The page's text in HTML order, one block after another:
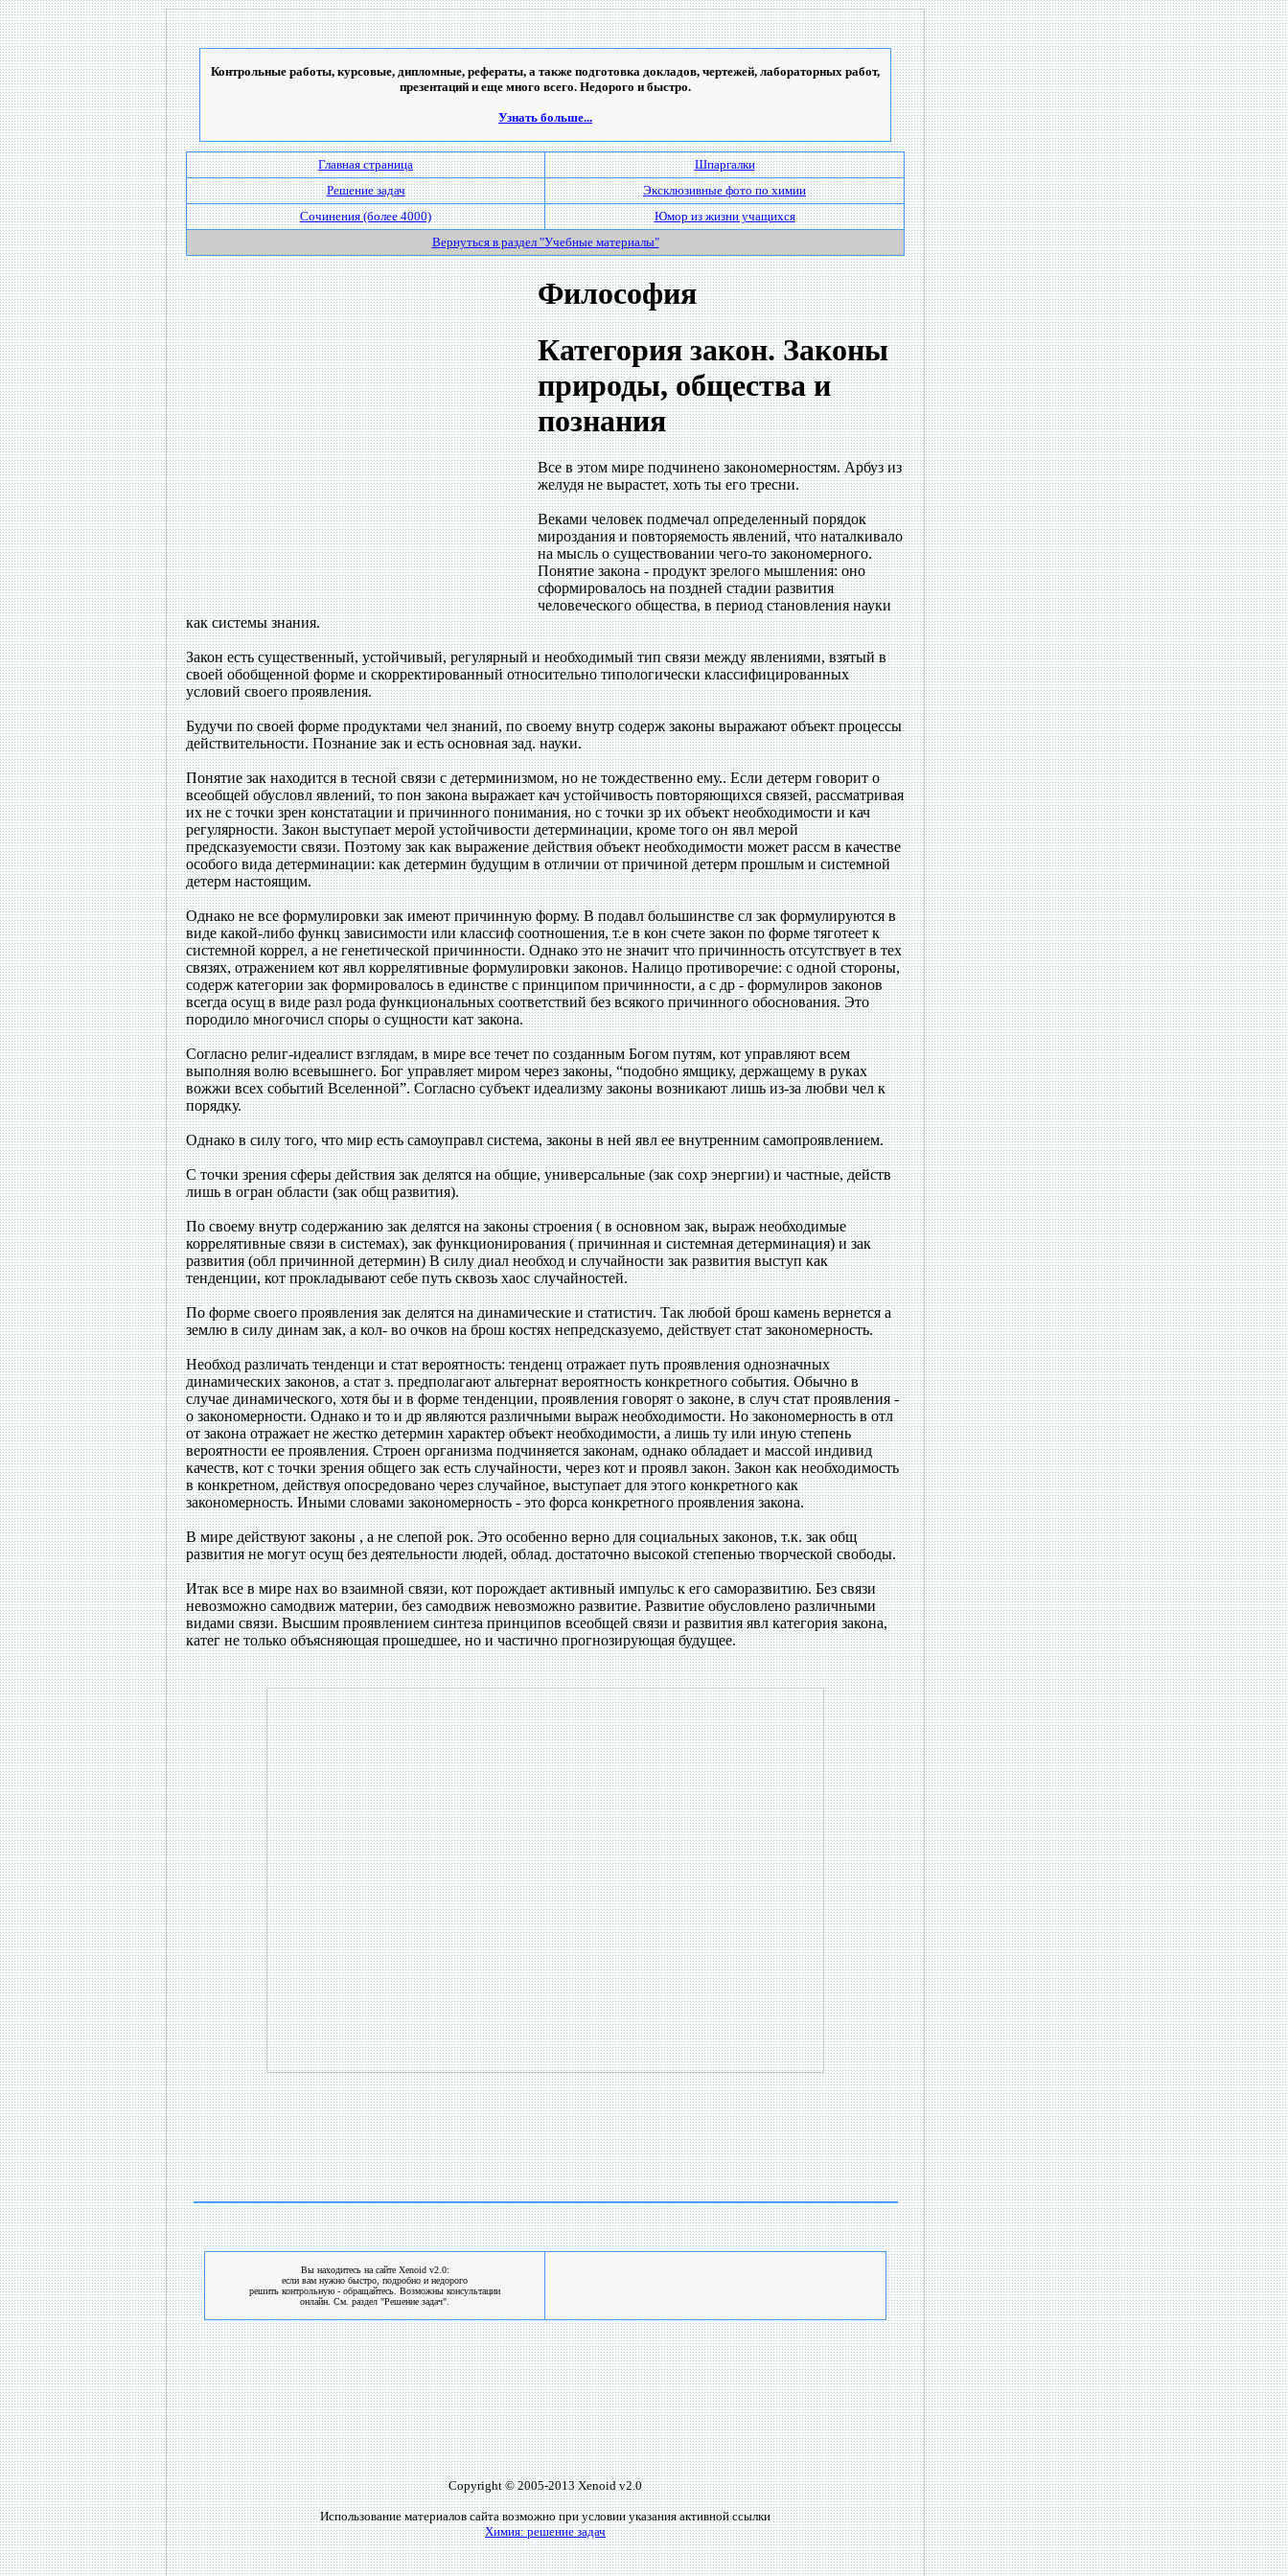
Контрольные работы, курсовые, дипломные, рефераты, а также подготовка докладов, чертежей, лабораторных работ,
презентаций и еще много всего. Недорого и быстро.
Узнать больше...
Главная страница
Шпаргалки
Решение задач
Эксклюзивные фото по химии
Сочинения (более 4000)
Юмор из жизни учащихся
Вернуться в раздел "Учебные материалы"
Философия
Категория закон. Законы
природы, общества и
познания
Все в этом мире подчинено закономерностям. Арбуз из
желудя не вырастет, хоть ты его тресни.
Веками человек подмечал определенный порядок
мироздания и повторяемость явлений, что наталкивало
на мысль о существовании чего-то закономерного.
Понятие закона - продукт зрелого мышления: оно
сформировалось на поздней стадии развития
человеческого общества, в период становления науки
как системы знания.
Закон есть существенный, устойчивый, регулярный и необходимый тип связи между явлениями, взятый в
своей обобщенной форме и скорректированный относительно типологически классифицированных
условий своего проявления.
Будучи по своей форме продуктами чел знаний, по своему внутр содерж законы выражают объект процессы
действительности. Познание зак и есть основная зад. науки.
Понятие зак находится в тесной связи с детерминизмом, но не тождественно ему.. Если детерм говорит о
всеобщей обусловл явлений, то пон закона выражает кач устойчивость повторяющихся связей, рассматривая
их не с точки зрен констатации и причинного понимания, но с точки зр их объект необходимости и кач
регулярности. Закон выступает мерой устойчивости детерминации, кроме того он явл мерой
предсказуемости связи. Поэтому зак как выражение действия объект необходимости может рассм в качестве
особого вида детерминации: как детермин будущим в отличии от причиной детерм прошлым и системной
детерм настоящим.
Однако не все формулировки зак имеют причинную форму. В подавл большинстве сл зак формулируются в
виде какой-либо функц зависимости или классиф соотношения, т.е в кон счете закон по форме тяготеет к
системной коррел, а не генетической причинности. Однако это не значит что причинность отсутствует в тех
связях, отражением кот явл коррелятивные формулировки законов. Налицо противоречие: с одной стороны,
содерж категории зак формировалось в единстве с принципом причинности, а с др - формулиров законов
всегда осущ в виде разл рода функциональных соответствий без всякого причинного обоснования. Это
породило многочисл споры о сущности кат закона.
Согласно религ-идеалист взглядам, в мире все течет по созданным Богом путям, кот управляют всем
выполняя волю всевышнего. Бог управляет миром через законы, “подобно ямщику, держащему в руках
вожжи всех событий Вселенной”. Согласно субъект идеализму законы возникают лишь из-за любви чел к
порядку.
Однако в силу того, что мир есть самоуправл система, законы в ней явл ее внутренним самопроявлением.
С точки зрения сферы действия зак делятся на общие, универсальные (зак сохр энергии) и частные, действ
лишь в огран области (зак общ развития).
По своему внутр содержанию зак делятся на законы строения ( в основном зак, выраж необходимые
коррелятивные связи в системах), зак функционирования ( причинная и системная детерминация) и зак
развития (обл причинной детермин) В силу диал необход и случайности зак развития выступ как
тенденции, кот прокладывают себе путь сквозь хаос случайностей.
По форме своего проявления зак делятся на динамические и статистич. Так любой брош камень вернется а
землю в силу динам зак, а кол- во очков на брош костях непредсказуемо, действует стат закономерность.
Необход различать тенденци и стат вероятность: тенденц отражает путь проявления однозначных
динамических законов, а стат з. предполагают альтернат вероятность конкретного события. Обычно в
случае динамического, хотя бы и в форме тенденции, проявления говорят о законе, в случ стат проявления -
о закономерности. Однако и то и др являются различными выраж необходимости. Но закономерность в отл
от закона отражает не жестко детермин характер объект необходимости, а лишь ту или иную степень
вероятности ее проявления. Строен организма подчиняется законам, однако обладает и массой индивид
качеств, кот с точки зрения общего зак есть случайности, через кот и проявл закон. Закон как необходимость
в конкретном, действуя опосредовано через случайное, выступает для этого конкретного как
закономерность. Иными словами закономерность - это форса конкретного проявления закона.
В мире действуют законы , а не слепой рок. Это особенно верно для социальных законов, т.к. зак общ
развития не могут осущ без деятельности людей, облад. достаточно высокой степенью творческой свободы.
Итак все в мире нах во взаимной связи, кот порождает активный импульс к его саморазвитию. Без связи
невозможно самодвиж материи, без самодвиж невозможно развитие. Развитие обусловлено различными
видами связи. Высшим проявлением синтеза принципов всеобщей связи и развития явл категория закона,
катег не только объясняющая прошедшее, но и частично прогнозирующая будущее.
Вы находитесь на сайте Xenoid v2.0:
если вам нужно быстро, подробно и недорого
решить контрольную - обращайтесь. Возможны консультации
онлайн. См. раздел "Решение задач".
Copyright © 2005-2013 Xenoid v2.0
Использование материалов сайта возможно при условии указания активной ссылки
Химия: решение задач